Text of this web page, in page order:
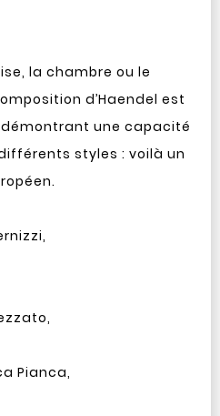
la chambre ou le
d’Haendel est
une capacité
styles : voilà un
Pianca,